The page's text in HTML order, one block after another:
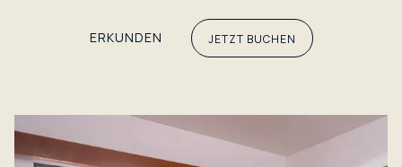
ERKUNDEN JETZT BUCHEN